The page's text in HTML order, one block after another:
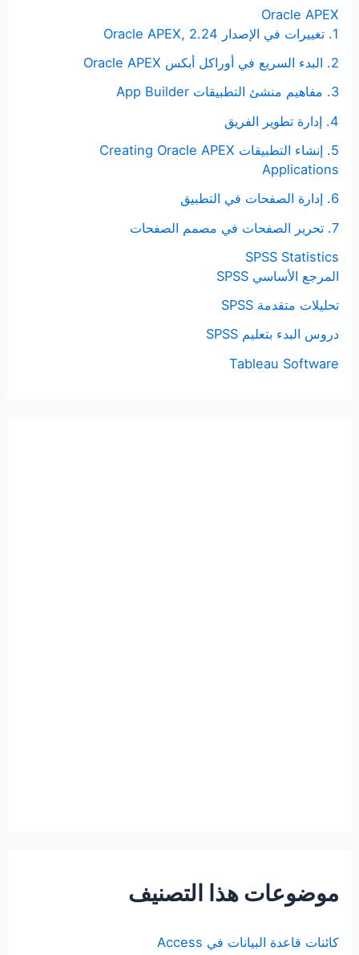
Oracle APEX
1. تغييرات في الإصدار Oracle APEX, 2.24
2. البدء السريع في أوراكل أبكس Oracle APEX
3. مفاهيم منشئ التطبيقات App Builder
4. إدارة تطوير الفريق
5. إنشاء التطبيقات Creating Oracle APEX
Applications
6. إدارة الصفحات في التطبيق
7. تحرير الصفحات في مصمم الصفحات
SPSS Statistics
المرجع الأساسي SPSS
تحليلات متقدمة SPSS
دروس البدء بتعليم SPSS
Tableau Software
موضوعات هذا التصنيف
كائنات قاعدة البيانات في Access